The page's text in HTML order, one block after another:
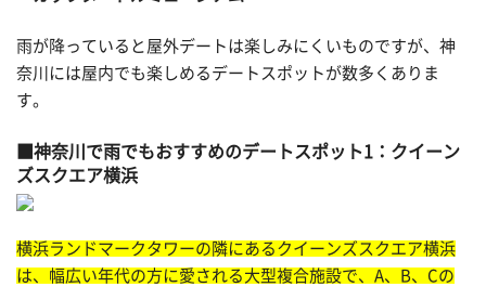
雨が降っていると屋外デートは楽しみにくいものですが、神
奈川には屋内でも楽しめるデートスポットが数多くありま
す。
神奈川で雨でもおすすめのデートスポット1：クイーン
ズスクエア横浜
横浜ランドマークタワーの隣にあるクイーンズスクエア横浜
は、幅広い年代の方に愛される大型複合施設で、A、B、Cの